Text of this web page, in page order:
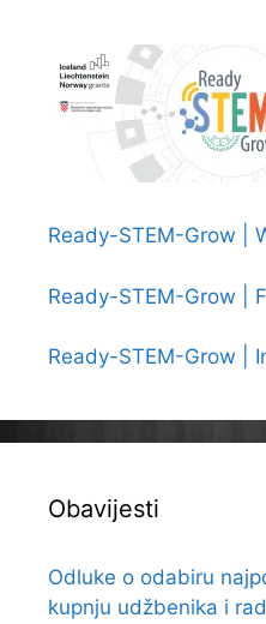
Ready-STEM-Grow |
Ready-STEM-Grow |
Ready-STEM-Grow |
Obavijesti
Odluke o odabiru
kupnju udžbenika i